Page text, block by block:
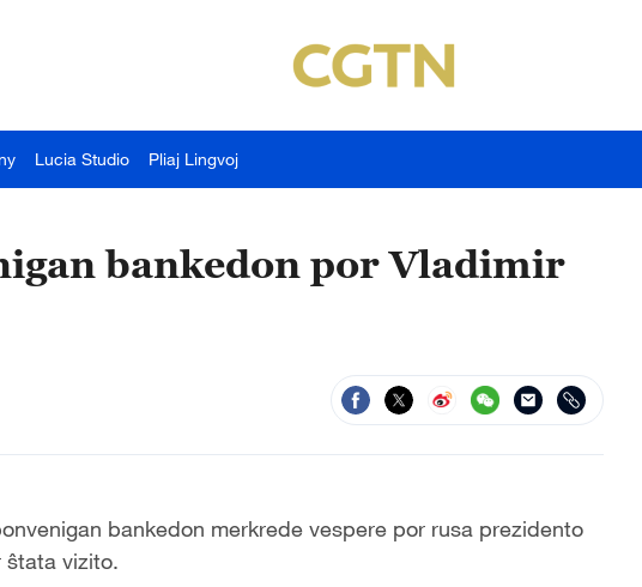
Lucia Studio Pliaj Lingvoj
bankedon por Vladimir
bankedon merkrede vespere por rusa prezidento
ŝtata vizito.